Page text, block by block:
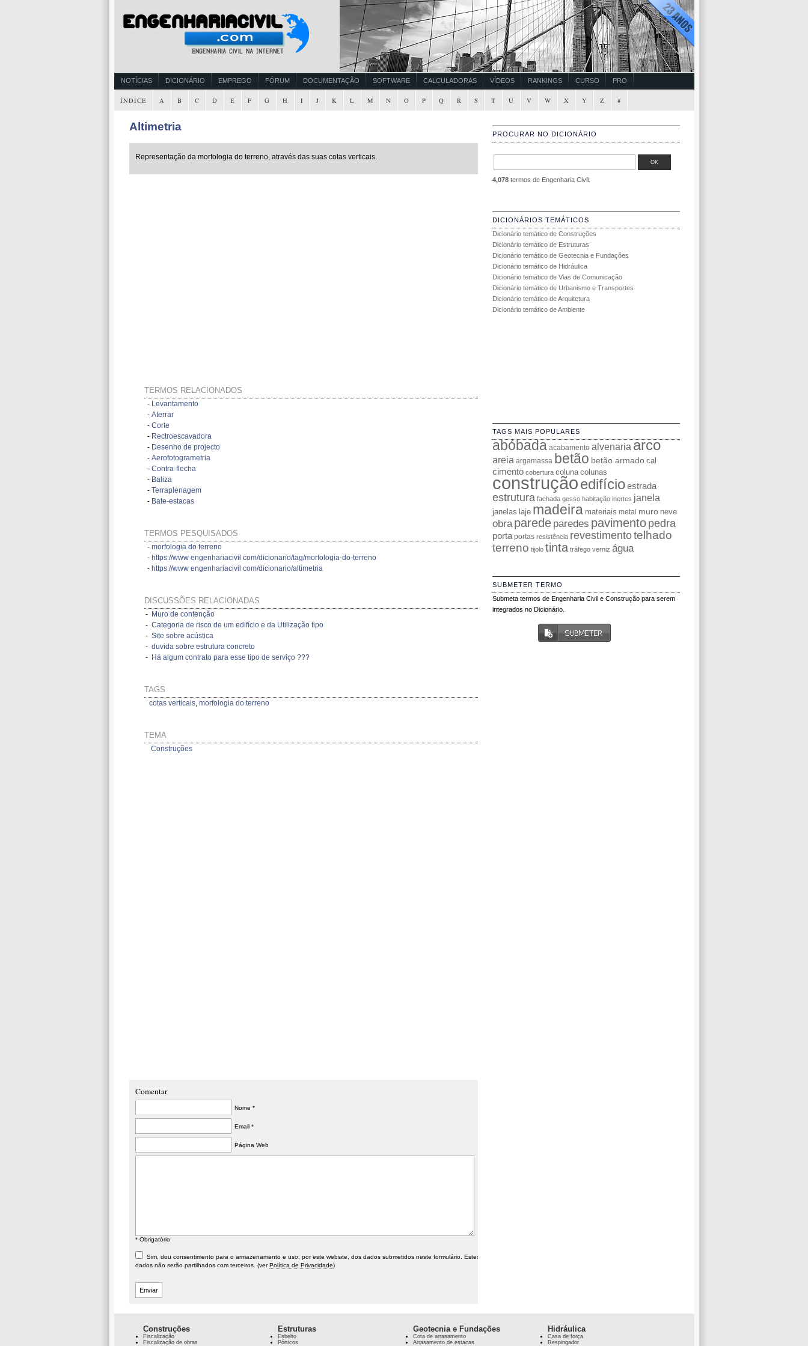
NOTÍCIAS DICIONÁRIO EMPREGO FÓRUM DOCUMENTAÇÃO SOFTWARE CALCULADORAS VÍDEOS RANKINGS CURSO PRO
ÍNDICE A B C D E F G H I J K L M N O P Q R S T U V W X Y Z #
Altimetria
Representação da morfologia do terreno, através das suas cotas verticais.
TERMOS RELACIONADOS
- Levantamento
- Aterrar
- Corte
- Rectroescavadora
- Desenho de projecto
- Aerofotogrametria
- Contra-flecha
- Baliza
- Terraplenagem
- Bate-estacas
TERMOS PESQUISADOS
- morfologia do terreno
- https://www engenhariacivil com/dicionario/tag/morfologia-do-terreno
- https://www engenhariacivil com/dicionario/altimetria
DISCUSSÕES RELACIONADAS
- Muro de contenção
- Categoria de risco de um edifício e da Utilização tipo
- Site sobre acústica
- duvida sobre estrutura concreto
- Há algum contrato para esse tipo de serviço ???
TAGS
cotas verticais, morfologia do terreno
TEMA
Construções
Comentar
Nome *
Email *
Página Web
* Obrigatório
Sim, dou consentimento para o armazenamento e uso, por este website, dos dados submetidos neste formulário. Estes
dados não serão partilhados com terceiros. (verPolítica de Privacidade)
PROCURAR NO DICIONÁRIO
4,078termos de Engenharia Civil.
DICIONÁRIOS TEMÁTICOS
Dicionário temático de Construções
Dicionário temático de Estruturas
Dicionário temático de Geotecnia e Fundações
Dicionário temático de Hidráulica
Dicionário temático de Vias de Comunicação
Dicionário temático de Urbanismo e Transportes
Dicionário temático de Arquitetura
Dicionário temático de Ambiente
TAGS MAIS POPULARES
abóbada acabamento alvenariaarco
areia argamassa betão betão armado cal
cimento cobertura coluna colunas
construçãoedifício estrada
estrutura fachada gesso habitação inertes janela
janelas laje madeira materiais metal muro neve
obra parede paredes pavimento pedra
porta portas resistência revestimentotelhado
terreno tijolo tinta tráfego verniz água
SUBMETER TERMO
Submeta termos de Engenharia Civil e Construção para serem
integrados no Dicionário.
Construções
Fiscalização
Fiscalização de obras
Estruturas
Esbelto
Pórticos
Geotecnia e Fundações
Cota de arrasamento
Arrasamento de estacas
Hidráulica
Casa de força
Respingador